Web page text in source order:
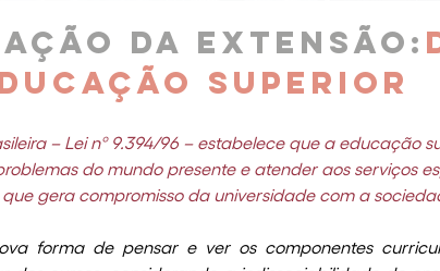
da extensão:
superior
– Lei nº 9.394/96 – estabelece que a educação
do mundo presente e atender aos serviços
gera compromisso da universidade com a
forma de pensar e ver os componentes